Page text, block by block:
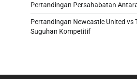
Pertandingan Persahabatan
Pertandingan Newcastle United vs
Suguhan Kompetitif